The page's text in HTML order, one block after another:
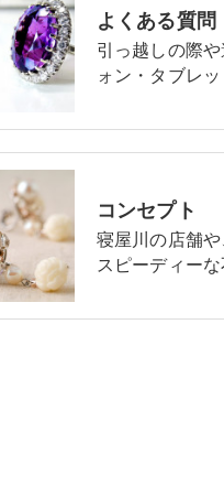
よくある質問
引っ越しの際
ォン・タブレ
コンセプト
寝屋川の店舗
スピーディー